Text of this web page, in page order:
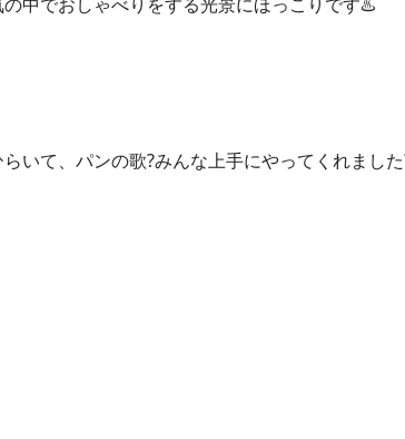
いて、パンの歌?みんな上手にやってくれまし